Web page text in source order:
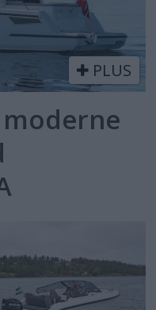
PLUS
moderne